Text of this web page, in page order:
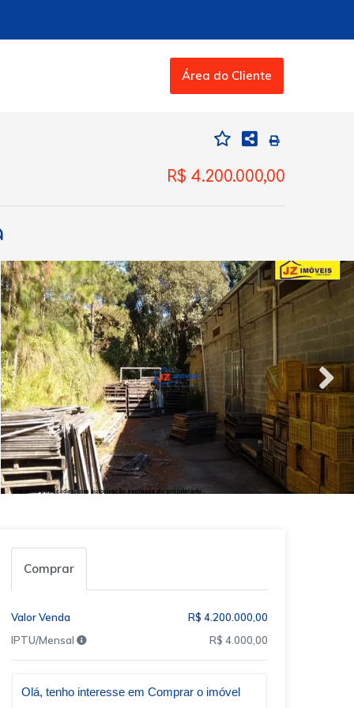
Área do Cliente
R$ 4.200.000,00
Comprar
Valor Venda
R$ 4.200.000,00
IPTU/Mensal
R$ 4.000,00